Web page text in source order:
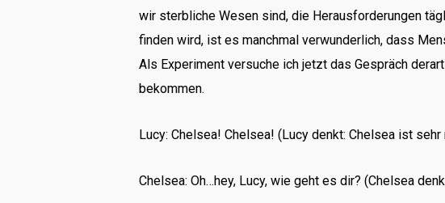
wir sterbliche Wesen sind, die Herausforderungen
finden wird, ist es manchmal verwunderlich, dass
Als Experiment versuche ich jetzt das Gespräch
bekommen.
Lucy: Chelsea! Chelsea! (Lucy denkt: Chelsea ist
Chelsea: Oh…hey, Lucy, wie geht es dir? (Chelsea